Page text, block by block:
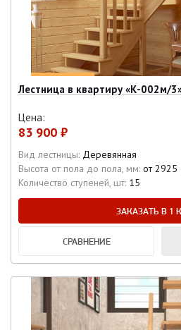
Лестница в квартиру «К-002м/
Цена:
83 900 ₽
Вид лестницы: Деревянная
Высота от пола до пола, мм: от
Количество ступеней, шт: 15
ЗАКАЗАТЬ В 1
СРАВНЕНИЕ